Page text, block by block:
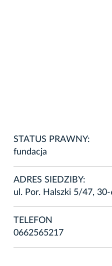
STATUS PRAWNY:
fundacja
ADRES SIEDZIBY:
ul. Por. Halszki 5/47,
TELEFON
0662565217